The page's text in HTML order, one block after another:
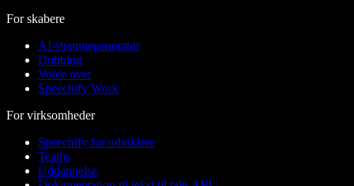
For skabere
AI-stemmegenerator
Dubbing
Voice over
Speechify Work
For virksomheder
Speechify for udviklere
Teams
Uddannelse